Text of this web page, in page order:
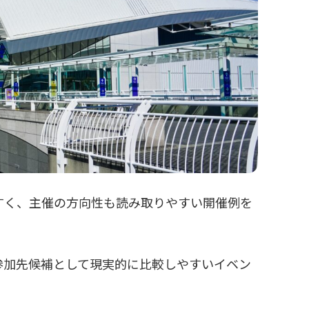
、主催の方向性も読み取りやすい開催例を
先候補として現実的に比較しやすいイベン